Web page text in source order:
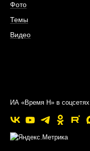
Фото
Темы
Видео
ИА «Время Н» в соцсетях